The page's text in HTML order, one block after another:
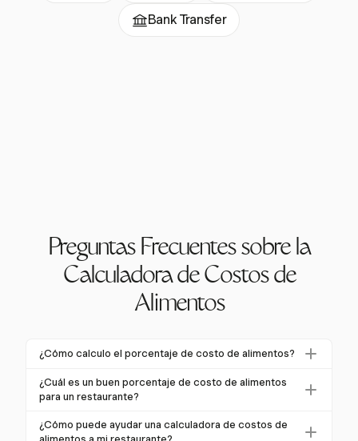
Bank Transfer
Preguntas Frecuentes sobre la
Calculadora de Costos de
Alimentos
¿Cómo calculo el porcentaje de costo de alimentos?
Para calcular el porcentaje de costo de alimentos,
divide tu Costo de Bienes Vendidos (COGS) por tus
porcentaje ayuda a rastrear los costos de
¿Cuál es un buen porcentaje de costo de alimentos
para un restaurante?
Típicamente, un buen porcentaje de costo de
alimentos para un restaurante de servicio completo
¿Cómo puede ayudar una calculadora de costos de